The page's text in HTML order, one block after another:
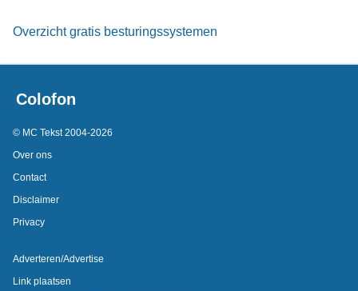
Overzicht gratis besturingssystemen
Colofon
© MC Tekst 2004-2026
Over ons
Contact
Disclaimer
Privacy
Adverteren/Advertise
Link plaatsen